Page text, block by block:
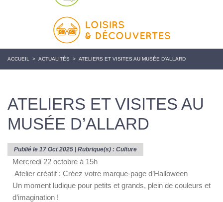
ACCUEIL > ACTUALITÉS > ATELIERS ET VISITES AU MUSÉE D’ALLARD
ATELIERS ET VISITES AU
MUSÉE D’ALLARD
Publié le 17 Oct 2025 | Rubrique(s) : Culture
Mercredi 22 octobre à 15h
Atelier créatif : Créez votre marque-page d’Halloween
Un moment ludique pour petits et grands, plein de couleurs et
d’imagination !